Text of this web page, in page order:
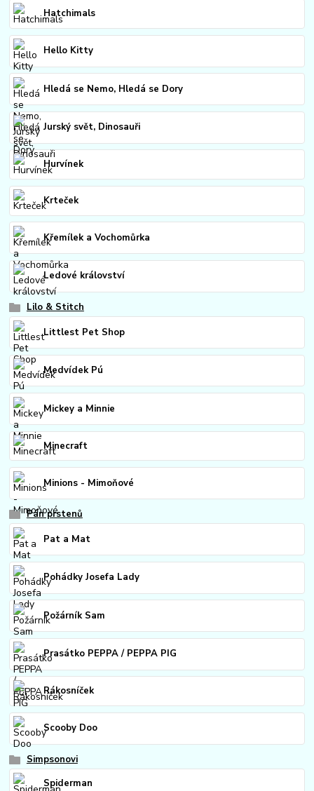
Hatchimals
Hello Kitty
Hledá se Nemo, Hledá se Dory
Jurský svět, Dinosauři
Hurvínek
Krteček
Křemílek a Vochomůrka
Ledové království
Lilo & Stitch
Littlest Pet Shop
Medvídek Pú
Mickey a Minnie
Minecraft
Minions - Mimoňové
Pán prstenů
Pat a Mat
Pohádky Josefa Lady
Požárník Sam
Prasátko PEPPA / PEPPA PIG
Rákosníček
Scooby Doo
Simpsonovi
Spiderman